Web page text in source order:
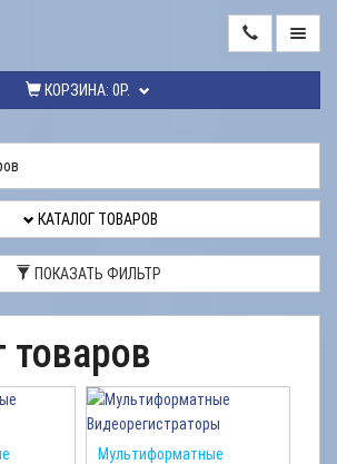
КОРЗИНА: 0Р.
КАТАЛОГ ТОВАРОВ
ПОКАЗАТЬ ФИЛЬТР
товаров
Мультиформатные